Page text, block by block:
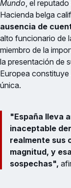
Mundo, el
Hacienda belga
ausencia de
alto funcionario de
miembro de la
la presentación de
Europea
única.
"España lleva
inaceptable
realmente sus
magnitud, y
sospechas",